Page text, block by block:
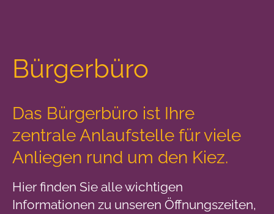
Bürgerbüro
Das Bürgerbüro ist Ihre
zentrale Anlaufstelle für viele
Anliegen rund um den Kiez.
Hier finden Sie alle wichtigen
Informationen zu unseren Öffnungszeiten,